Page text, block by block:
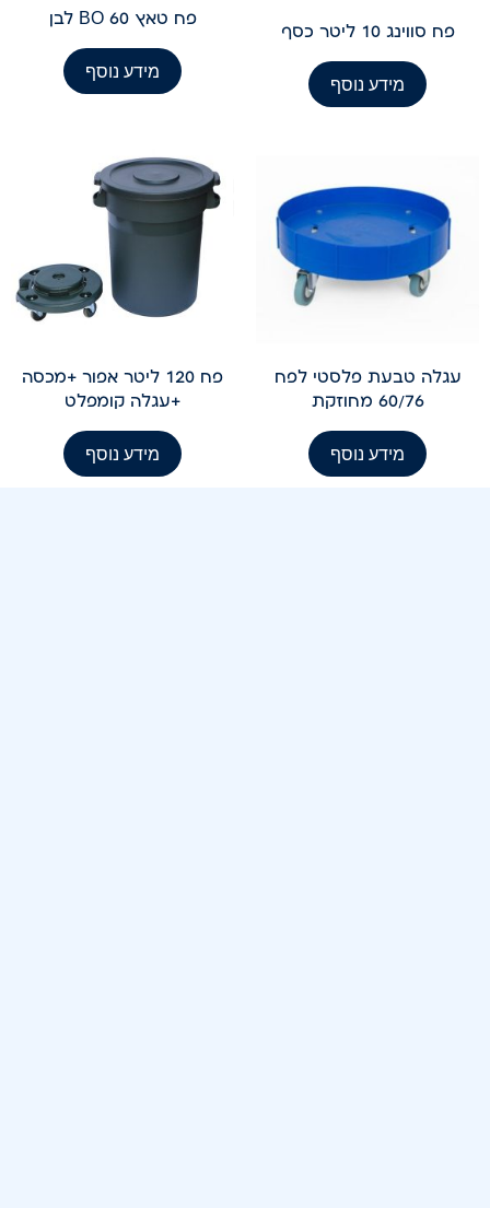
פח סווינג 10 ליטר כסף
מידע נוסף
פח טאץ BO 60 לבן
מידע נוסף
עגלה טבעת פלסטי לפח
60/76 מחוזקת
מידע נוסף
פח 120 ליטר אפור +מכסה
+עגלה קומפלט
מידע נוסף